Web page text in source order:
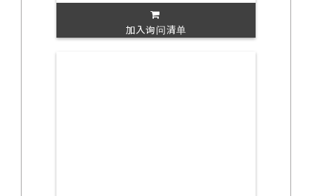
加入询问清单